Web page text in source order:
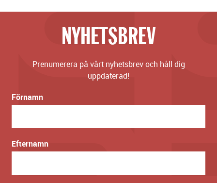
NYHETSBREV
Prenumerera på vårt nyhetsbrev och håll dig
uppdaterad!
Förnamn
Efternamn